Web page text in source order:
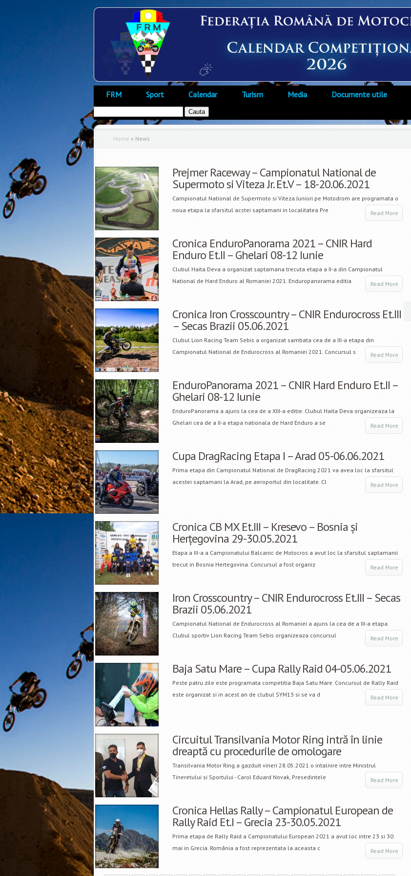
FRM Sport Calendar Turism Media Documente utile
Home » News
Prejmer Raceway – Campionatul National de
Supermoto si Viteza Jr. Et.V – 18-20.06.2021
Campionatul National de Supermoto si Viteza Juniori pe Motodrom are programata o
noua etapa la sfarsitul acstei saptamani in localitatea Pre
Read More
Cronica EnduroPanorama 2021 – CNIR Hard
Enduro Et.II – Ghelari 08-12 Iunie
Clubul Haita Deva a organizat saptamana trecuta etapa a II-a din Campionatul
National de Hard Enduro al Romaniei 2021. Enduropanorama editia
Read More
Cronica Iron Crosscountry – CNIR Endurocross Et.III
– Secas Brazii 05.06.2021
Clubul Lion Racing Team Sebis a organizat sambata cea de a III-a etapa din
Campionatul National de Endurocross al Romaniei 2021. Concursul s
Read More
EnduroPanorama 2021 – CNIR Hard Enduro Et.II –
Ghelari 08-12 Iunie
EnduroPanorama a ajuns la cea de a XIII-a editie. Clubul Haita Deva organizeaza la
Ghelari cea de a II-a etapa nationala de Hard Enduro a se
Read More
Cupa DragRacing Etapa I – Arad 05-06.06.2021
Prima etapa din Campionatul National de DragRacing 2021 va avea loc la sfarsitul
acestei saptamani la Arad, pe aeroportul din localitate. Cl
Read More
Cronica CB MX Et.III – Kresevo – Bosnia și
Herțegovina 29-30.05.2021
Etapa a III-a a Campionatului Balcanic de Motocros a avut loc la sfarsitul saptamanii
trecut in Bosnia Hertegovina. Concursul a fost organiz
Read More
Iron Crosscountry – CNIR Endurocross Et.III – Secas
Brazii 05.06.2021
Campionatul National de Endurocross al Romaniei a ajuns la cea de a III-a etapa.
Clubul sportiv Lion Racing Team Sebis organizeaza concursul
Read More
Baja Satu Mare – Cupa Rally Raid 04-05.06.2021
Peste patru zile este programata competitia Baja Satu Mare. Concursul de Rally Raid
este organizat si in acest an de clubul SYM13 si se va d
Read More
Circuitul Transilvania Motor Ring intră în linie
dreaptă cu procedurile de omologare
Transilvania Motor Ring a gazduit vineri 28.05.2021 o intalnire intre Ministrul
Tineretului si Sportului - Carol Eduard Novak, Presedintele
Read More
Cronica Hellas Rally – Campionatul European de
Rally Raid Et.I – Grecia 23-30.05.2021
Prima etapa de Rally Raid a Campionatului European 2021 a avut loc intre 23 si 30
mai in Grecia. România a fost reprezentata la aceasta c
Read More